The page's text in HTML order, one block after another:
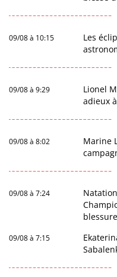
09/08 à 10:15
Les
09/08 à 9:29
Lionel
adieux
09/08 à 8:02
Marine
09/08 à 7:24
blessure
09/08 à 7:15